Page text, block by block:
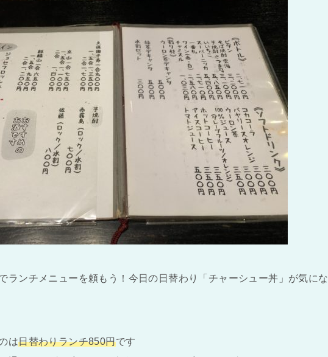
ランチメニューを頼もう！今日の日替わり「チャーシュー丼」が気にな
は日替わりランチ850円です